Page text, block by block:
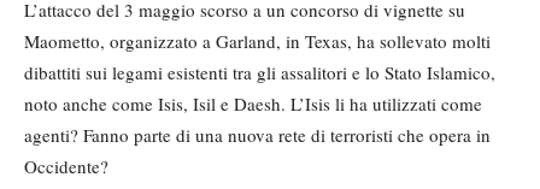
L’attacco del 3 maggio scorso a un concorso di vignette su
Maometto, organizzato a Garland, in Texas, ha sollevato molti
dibattiti sui legami esistenti tra gli assalitori e lo Stato Islamico,
noto anche come Isis, Isil e Daesh. L’Isis li ha utilizzati come
agenti? Fanno parte di una nuova rete di terroristi che opera in
Occidente?